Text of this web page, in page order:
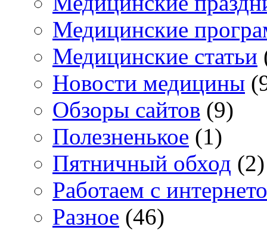
Медицинские
Медицинские статьи
Новости медицины
Обзоры сайтов (9)
Полезненькое (1)
Пятничный обход (2)
Работаем с
Разное (46)